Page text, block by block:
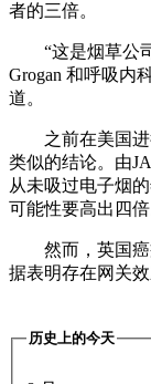
者的三倍。
“这是烟草公
Grogan 和呼吸内
道。
之前在美国
类似的结论。由
从未吸过电子烟
可能性要高出四倍
然而，英国
据表明存在网关效
历史上的今天